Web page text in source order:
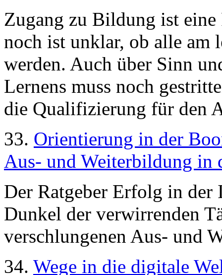
Zugang zu Bildung ist
noch ist unklar, ob alle am
werden. Auch über Sinn
Lernens muss noch
die Qualifizierung für den
33. Orientierung in der
Aus- und Weiterbildung in
Der Ratgeber Erfolg in
Dunkel der verwirrenden
verschlungenen Aus- und
34. Wege in die digitale